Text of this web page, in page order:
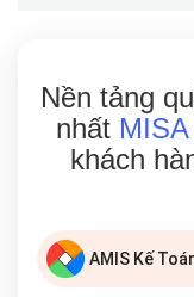
Nền tảng
nhất
khách
AMIS Kế